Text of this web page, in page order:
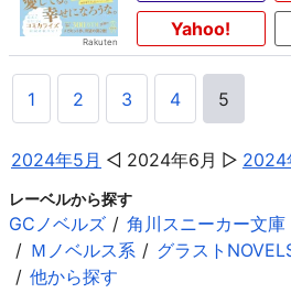
Yahoo!
1 2 3 4 5
2024年5月 2024年6月 2024
レーベルから探す
GCノベルズ 角川スニーカー文庫
Ｍノベルス系
グラスト
他から探す